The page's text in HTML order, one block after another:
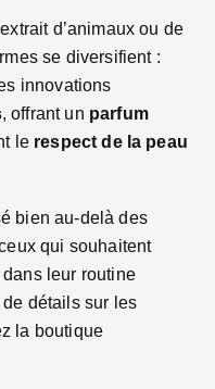
d’animaux ou de
se diversifient :
innovations
, offrant un parfum
le respect de la peau
bien au-delà des
qui souhaitent
leur routine
détails sur les
la boutique